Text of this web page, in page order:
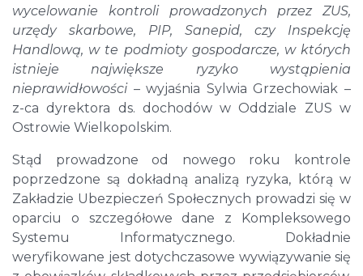
wycelowanie kontroli prowadzonych przez ZUS,
urzędy skarbowe, PIP, Sanepid, czy Inspekcję
Handlową, w te podmioty gospodarcze, w których
istnieje największe ryzyko wystąpienia
nieprawidłowości– wyjaśnia Sylwia Grzechowiak –
z-ca dyrektora ds. dochodów w Oddziale ZUS w
Ostrowie Wielkopolskim.
Stąd prowadzone od nowego roku kontrole
poprzedzone są dokładną analizą ryzyka, którą w
Zakładzie Ubezpieczeń Społecznych prowadzi się w
oparciu o szczegółowe dane z Kompleksowego
Systemu Informatycznego. Dokładnie
weryfikowane jest dotychczasowe wywiązywanie się